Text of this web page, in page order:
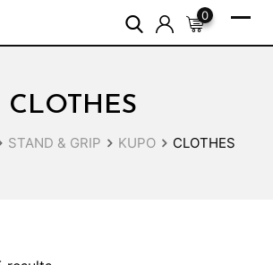
0
CLOTHES
STAND & GRIP KUPO CLOTHES